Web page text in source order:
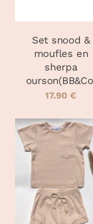
ÊTRE
SUR
LA
DU
Set snood &
moufles en
sherpa
17.90€
A
DÉTAILS